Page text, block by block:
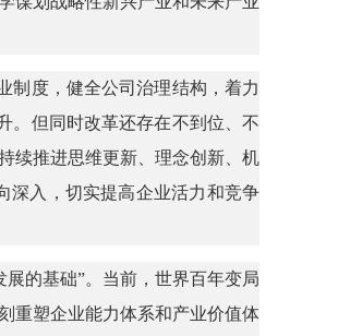
制度，健全公司治理结构，着力
。但同时改革还存在不到位、不
续推进思维更新、理念创新、机
深入，切实提高企业活力和竞争
的基础”。当前，世界百年变局
重塑企业能力体系和产业价值体